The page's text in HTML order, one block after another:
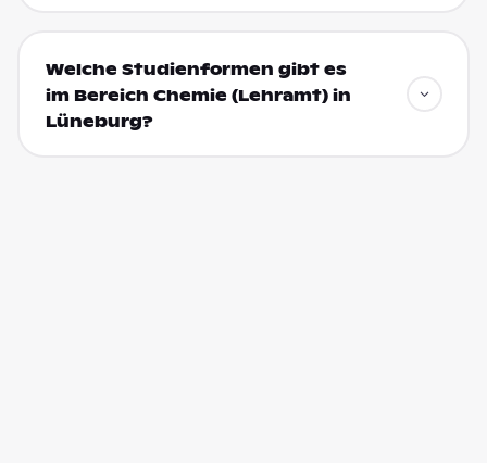
Welche Studienformen gibt es
im Bereich Chemie (Lehramt) in
Lüneburg?